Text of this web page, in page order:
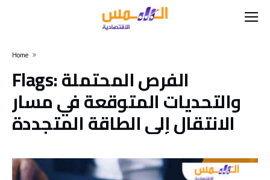
Home
Flags:الفرص المحتملة
والتحديات المتوقعة في مسار
الانتقال إلى الطاقة المتجددة